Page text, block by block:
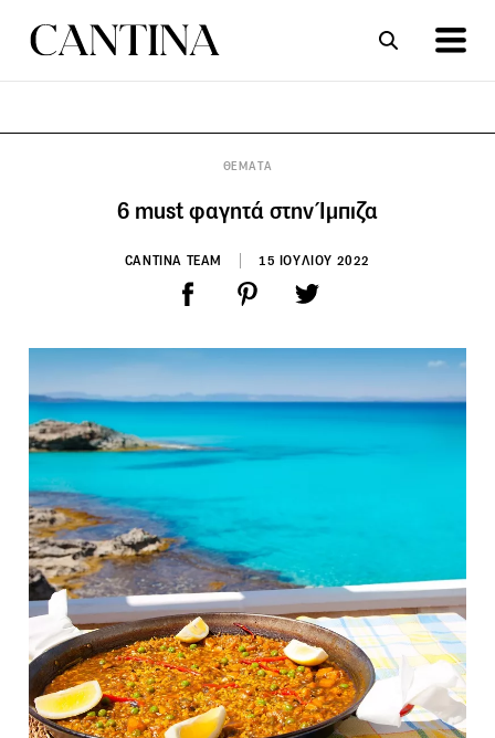
ΘΕΜΑΤΑ
6 must φαγητά στην Ίμπιζα
CANTINA TEAM 15 ΙΟΥΛΙΟΥ 2022